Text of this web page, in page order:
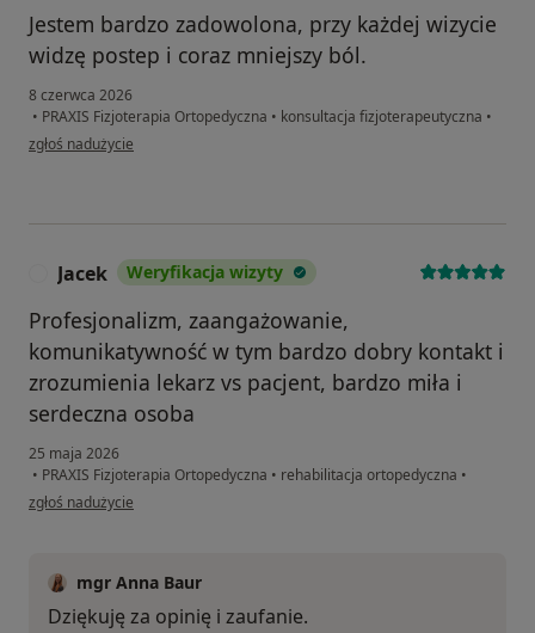
Jestem bardzo zadowolona, przy każdej wizycie
widzę postep i coraz mniejszy ból.
8 czerwca 2026
• PRAXIS Fizjoterapia Ortopedyczna • konsultacja fizjoterapeutyczna •
w opinii użytkownika K
zgłoś nadużycie
Jacek Weryfikacja wizyty
Profesjonalizm, zaangażowanie,
komunikatywność w tym bardzo dobry kontakt i
zrozumienia lekarz vs pacjent, bardzo miła i
serdeczna osoba
25 maja 2026
• PRAXIS Fizjoterapia Ortopedyczna • rehabilitacja ortopedyczna •
w opinii użytkownika Jacek
zgłoś nadużycie
mgr Anna Baur
Dziękuję za opinię i zaufanie.